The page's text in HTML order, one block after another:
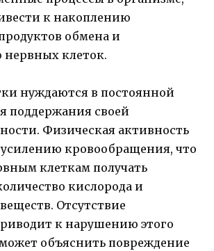
к накоплению
обмена и
клеток.
нуждаются в постоянной
поддержания своей
Физическая активность
усилению кровообращения, что
клеткам получать
кислорода и
Отсутствие
к нарушению этого
объяснить повреждение